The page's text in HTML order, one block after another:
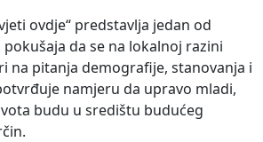
ovdje“ predstavlja jedan od
da se na lokalnoj razini
na pitanja demografije, stanovanja i
namjeru da upravo mladi,
budu u središtu budućeg